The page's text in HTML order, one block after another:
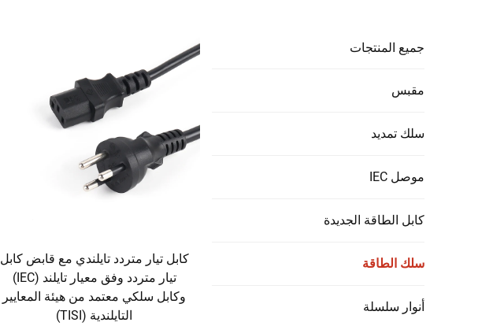
جميع المنتجات
مقبس
سلك تمديد
موصل IEC
كابل الطاقة الجديدة
سلك الطاقة
أنوار سلسلة
كابل تيار متردد تايلندي مع قابض كابل
تيار متردد وفق معيار تايلند (IEC)
وكابل سلكي معتمد من هيئة المعايير
التايلندية (TISI)